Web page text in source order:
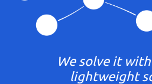
We solve it
lightweight